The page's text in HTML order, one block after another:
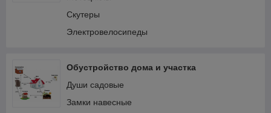
Пылесосы автомобильные
Специализированный автоинструмент
Соединители садовые
Тапенеры (степлеры) для подвязки растений
Шланги садовые
Веревка, канаты
Скутеры
Электровелосипеды
Обустройство дома и участка
Души садовые
Замки навесные